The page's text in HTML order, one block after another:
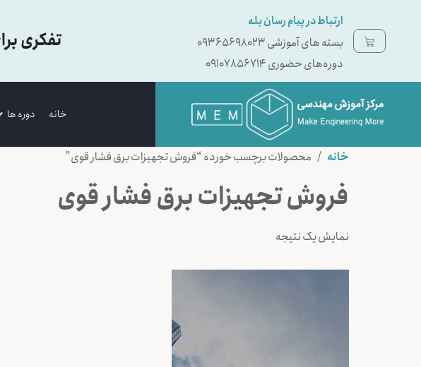
ارتباط در پیام رسان بله
بسته ‌های آموزشی 09365698023
دوره‌های حضوری 09107856714
تفکری
خانه دوره ها
خانه / محصولات برچسب خورده “فروش تجهیزات برق فشار قوی”
فروش تجهیزات برق فشار قوی
نمایش یک نتیجه